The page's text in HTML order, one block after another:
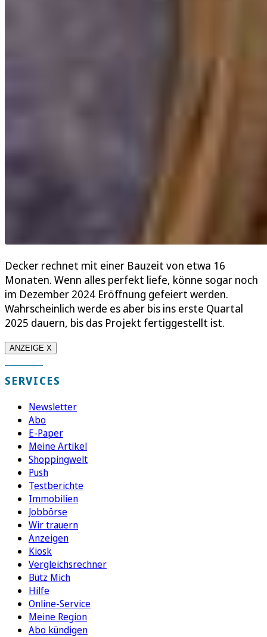
Decker rechnet mit einer Bauzeit von etwa 16
Monaten. Wenn alles perfekt liefe, könne sogar noch
im Dezember 2024 Eröffnung gefeiert werden.
Wahrscheinlich werde es aber bis ins erste Quartal
2025 dauern, bis das Projekt fertiggestellt ist.
ANZEIGE X
SERVICES
Newsletter
Abo
E-Paper
Meine Artikel
Shoppingwelt
Push
Testberichte
Immobilien
Jobbörse
Wir trauern
Anzeigen
Kiosk
Vergleichsrechner
Bütz Mich
Hilfe
Online-Service
Meine Region
Abo kündigen